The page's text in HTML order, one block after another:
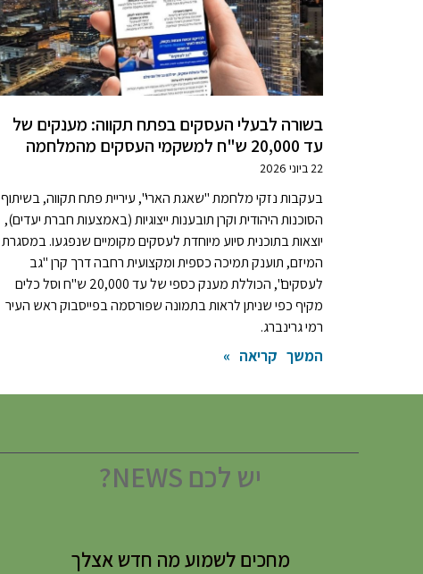
בשורה לבעלי העסקים בפתח תקווה: מענקים של
עד 20,000 ש"ח למשקמי העסקים מהמלחמה
22 ביוני 2026
בעקבות נזקי מלחמת "שאגת הארי", עיריית פתח תקווה, בשיתוף
הסוכנות היהודית וקרן תובענות ייצוגיות (באמצעות חברת יעדים),
יוצאות בתוכנית סיוע מיוחדת לעסקים מקומיים שנפגעו. במסגרת
המיזם, תוענק תמיכה כספית ומקצועית רחבה דרך קרן "גב
לעסקים", הכוללת מענק כספי של עד 20,000 ש"ח וסל כלים
מקיף כפי שניתן לראות בתמונה שפורסמה בפייסבוק ראש העיר
רמי גרינברג.
המשך קריאה »
יש לכם NEWS?
מחכים לשמוע מה חדש אצלך